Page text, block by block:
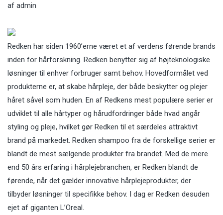
af admin
Redken har siden 1960’erne været et af verdens førende brands
inden for hårforskning. Redken benytter sig af højteknologiske
løsninger til enhver forbruger samt behov. Hovedformålet ved
produkterne er, at skabe hårpleje, der både beskytter og plejer
håret såvel som huden. En af Redkens mest populære serier er
udviklet til alle hårtyper og hårudfordringer både hvad angår
styling og pleje, hvilket gør Redken til et særdeles attraktivt
brand på markedet. Redken shampoo fra de forskellige serier er
blandt de mest sælgende produkter fra brandet. Med de mere
end 50 års erfaring i hårplejebranchen, er Redken blandt de
førende, når det gælder innovative hårplejeprodukter, der
tilbyder løsninger til specifikke behov. I dag er Redken desuden
ejet af giganten L’Oreal.